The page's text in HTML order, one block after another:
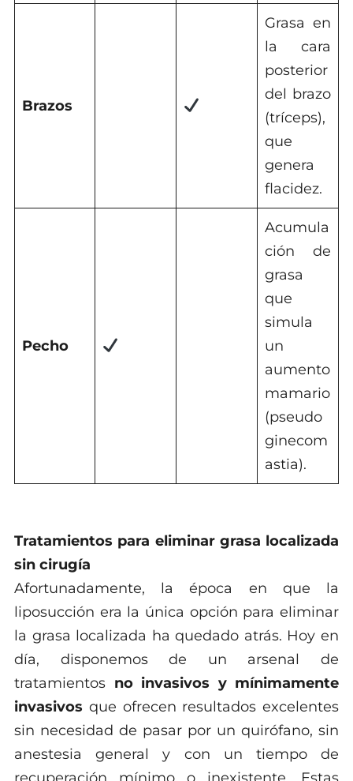
Brazos
Grasa en
la cara
posterior
del brazo
(tríceps),
que
genera
flacidez.
Pecho
Acumula
ción de
grasa
que
simula
un
aumento
mamario
(pseudo
ginecom
astia).
Tratamientos para eliminar grasa localizada
sin cirugía
Afortunadamente, la época en que la
liposucción era la única opción para eliminar
la grasa localizada ha quedado atrás. Hoy en
día, disponemos de un arsenal de
tratamientos no invasivos y mínimamente
invasivos que ofrecen resultados excelentes
sin necesidad de pasar por un quirófano, sin
anestesia general y con un tiempo de